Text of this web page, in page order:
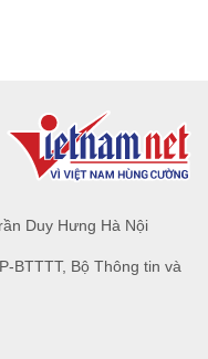
Duy Hưng Hà Nội
BTTTT, Bộ Thông tin và